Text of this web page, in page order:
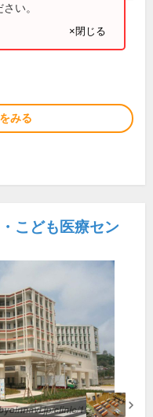
い。
×閉じる
みる
こども医療セン